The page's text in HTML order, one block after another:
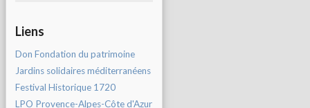
Liens
Don Fondation du patrimoine
Jardins solidaires méditerranéens
Festival Historique 1720
LPO Provence-Alpes-Côte d'Azur